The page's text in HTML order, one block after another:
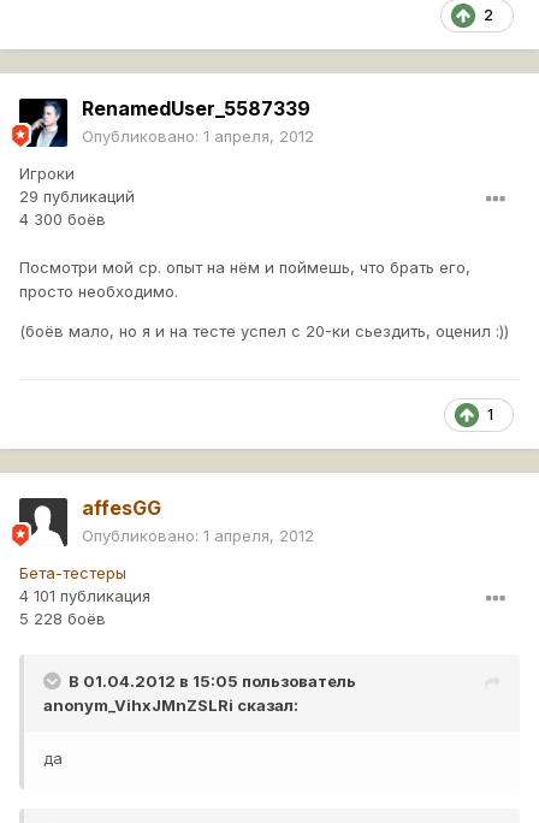
2
RenamedUser_5587339
Опубликовано: 1 апреля, 2012
Игроки
29 публикаций
4 300 боёв
Посмотри мой ср. опыт на нём и поймешь, что брать его,
просто необходимо.
(боёв мало, но я и на тесте успел с 20-ки сьездить, оценил :))
1
affesGG
Опубликовано: 1 апреля, 2012
Бета-тестеры
4 101 публикация
5 228 боёв
В 01.04.2012 в 15:05 пользователь
anonym_VihxJMnZSLRi сказал:
да